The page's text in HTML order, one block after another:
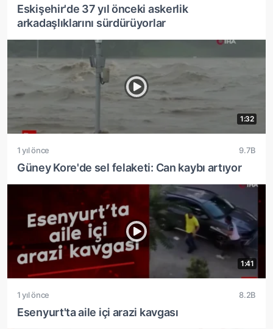
Eskişehir'de 37 yıl önceki askerlik
arkadaşlıklarını sürdürüyorlar
1:32
1 yıl önce 9.7B
Güney Kore'de sel felaketi: Can kaybı artıyor
1:41
1 yıl önce 8.2B
Esenyurt'ta aile içi arazi kavgası